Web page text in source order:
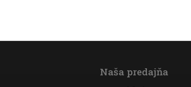
Naša predajňa